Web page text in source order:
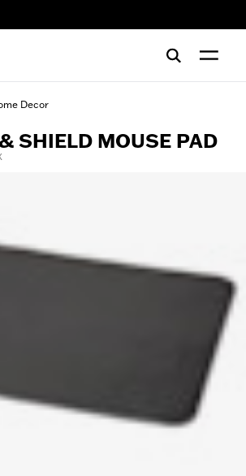
Decor
SHIELD MOUSE PAD